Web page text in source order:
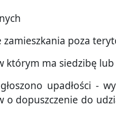
poza
ma siedzibę
upadłości -
o dopuszczenie do